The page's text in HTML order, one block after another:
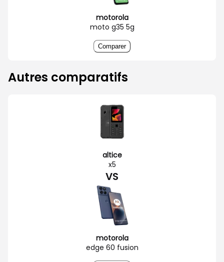
motorola
moto g35 5g
Comparer
Autres comparatifs
altice
x5
VS
motorola
edge 60 fusion